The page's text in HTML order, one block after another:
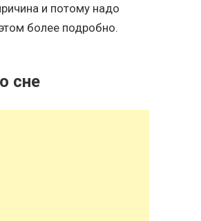
и потому надо
более подробно.
сне